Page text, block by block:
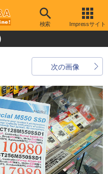
検索 Impressサイト
次の画像